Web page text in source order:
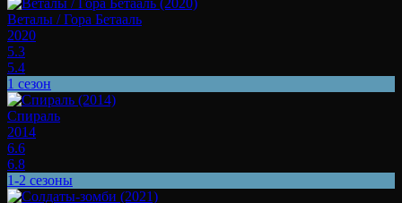
Веталы / Гора Бетааль
2020
5.3
5.4
1 сезон
Спираль
2014
6.6
6.8
1-2 сезоны